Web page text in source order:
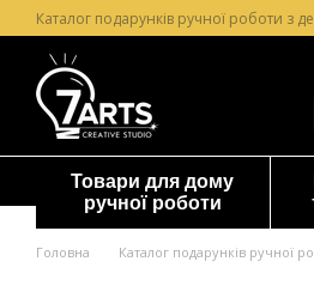
Перейти до основного контенту
Каталог подарунків ручної роботи з
Лазерне гравірування по дереву
Товари для дому
ручної роботи
Головна Каталог подарунків ручної